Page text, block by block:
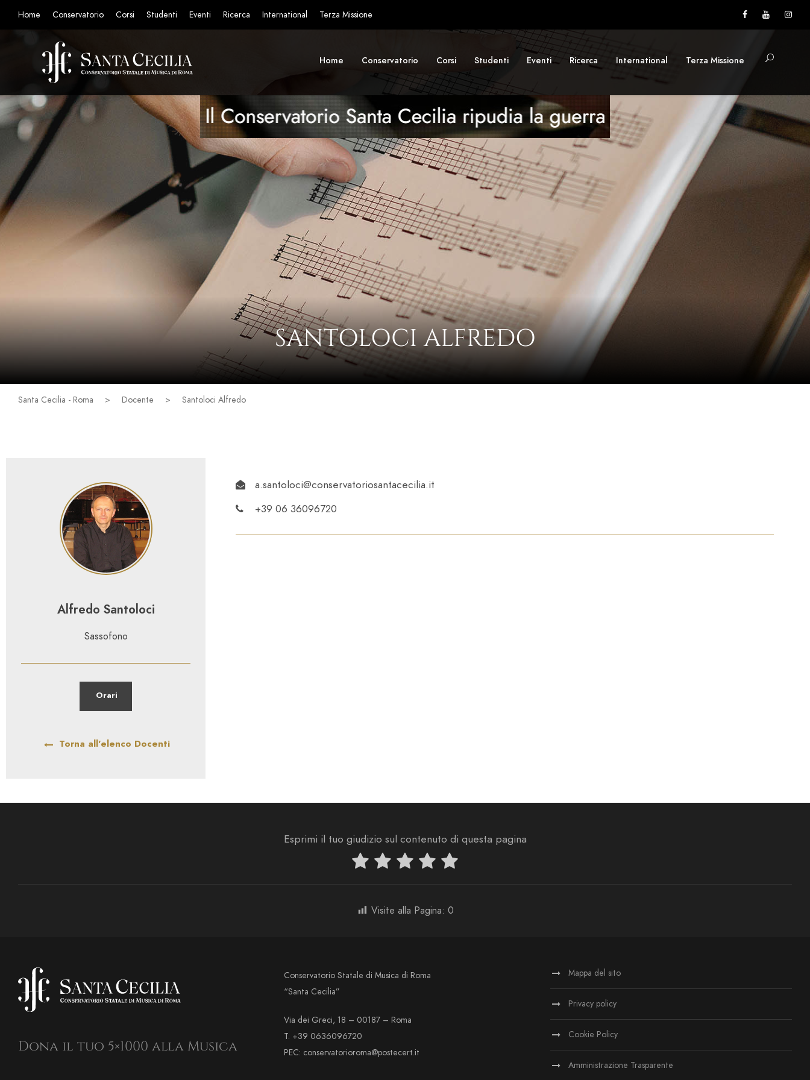
Home Conservatorio Corsi Studenti Eventi Ricerca International Terza Missione
Home Conservatorio Corsi Studenti Eventi Ricerca International Terza Missione
SANTOLOCI ALFREDO
Santa Cecilia - Roma > Docente > Santoloci Alfredo
Alfredo Santoloci
Sassofono
Orari
Torna all'elenco Docenti
a.santoloci@conservatoriosantacecilia.it
+39 06 36096720
Esprimi il tuo giudizio sul contenuto di questa pagina
Visite alla Pagina: 0
Dona il tuo 5×1000 alla Musica
Conservatorio Statale di Musica di Roma
“Santa Cecilia”
Via dei Greci, 18 – 00187 – Roma
T. +39 0636096720
PEC: conservatorioroma@postecert.it
Mappa del sito
Privacy policy
Cookie Policy
Amministrazione Trasparente